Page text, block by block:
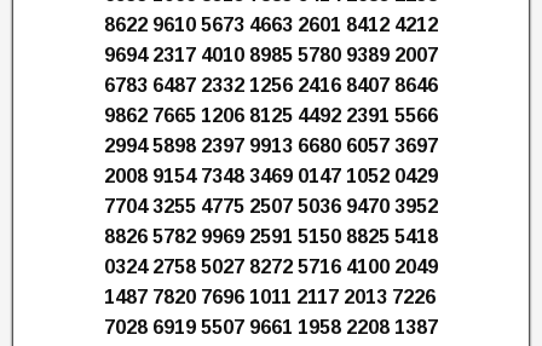
8622 9610 5673 4663 2601 8412 4212
9694 2317 4010 8985 5780 9389 2007
6783 6487 2332 1256 2416 8407 8646
9862 7665 1206 8125 4492 2391 5566
2994 5898 2397 9913 6680 6057 3697
2008 9154 7348 3469 0147 1052 0429
7704 3255 4775 2507 5036 9470 3952
8826 5782 9969 2591 5150 8825 5418
0324 2758 5027 8272 5716 4100 2049
1487 7820 7696 1011 2117 2013 7226
7028 6919 5507 9661 1958 2208 1387